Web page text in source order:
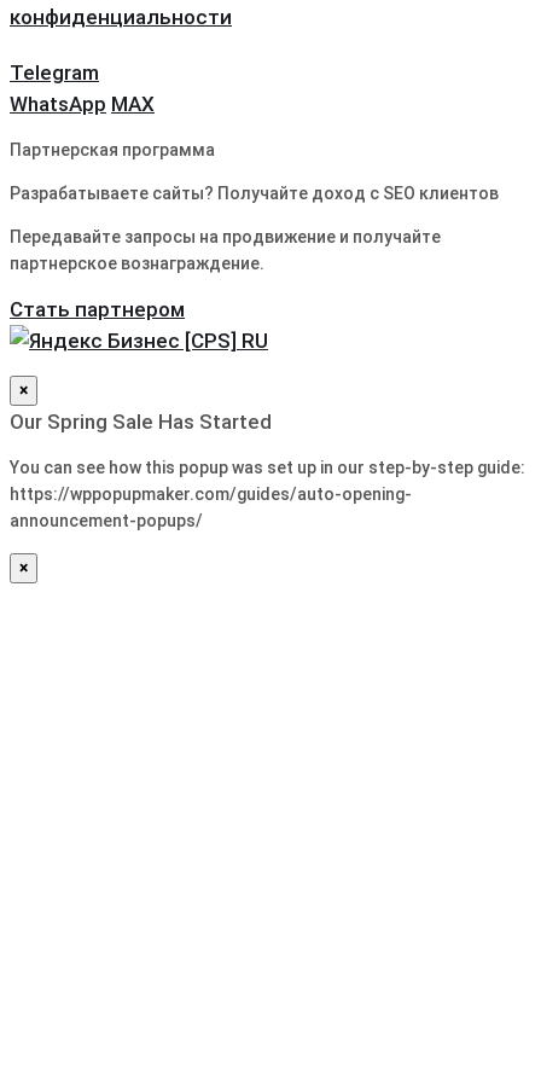
конфиденциальности
Telegram
WhatsApp MAX
Партнерская программа
Разрабатываете сайты? Получайте доход с SEO клиентов
Передавайте запросы на продвижение и получайте
партнерское вознаграждение.
Стать партнером
×
Our Spring Sale Has Started
You can see how this popup was set up in our step-by-step guide:
https://wppopupmaker.com/guides/auto-opening-
announcement-popups/
×